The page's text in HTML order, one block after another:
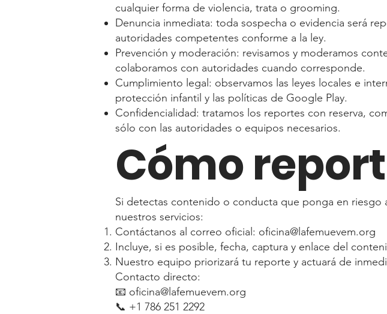
cualquier forma de violencia, trata o grooming.
Denuncia inmediata: toda sospecha o evidencia será
autoridades competentes conforme a la ley.
Prevención y moderación: revisamos y moderamos
colaboramos con autoridades cuando corresponde.
Cumplimiento legal: observamos las leyes locales e
protección infantil y las políticas de Google Play.
Confidencialidad: tratamos los reportes con reserva,
sólo con las autoridades o equipos necesarios.
Cómo
Si detectas contenido o conducta que ponga en riesgo
nuestros servicios:
Contáctanos al correo oficial: oficina@lafemuevem.org
Incluye, si es posible, fecha, captura y enlace del
Nuestro equipo priorizará tu reporte y actuará de
Contacto directo:
📧 oficina@lafemuevem.org
📞 +1 786 251 2292